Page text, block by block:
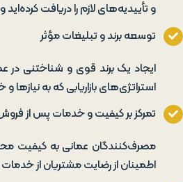
و تأییدیه‌های لازم را دریافت
توسعه برند و تبلیغات مؤثر
ایجاد یک برند قوی و شناختنی در
استراتژی‌های بازاریابی که به
تمرکز بر کیفیت و خدمات پس از
مصرف‌کنندگان عمانی به کیفیت
اطمینان از رضایت مشتریان از